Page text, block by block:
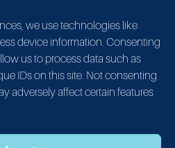
we use technologies like
device information. Consenting
us to process data such as
IDs on this site. Not consenting
adversely affect certain features
de ataque